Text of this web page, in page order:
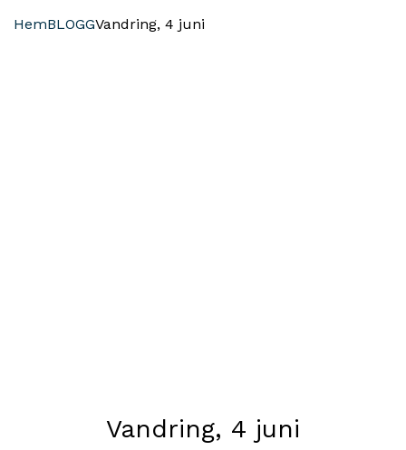
HemBLOGGVandring, 4 juni
Vandring, 4 juni